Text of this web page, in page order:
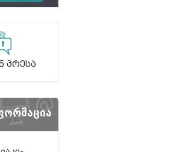
Პრესა